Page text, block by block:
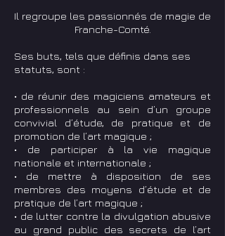
Il regroupe les passionnés de magie de
Franche-Comté.
Ses buts, tels que définis dans ses
statuts, sont :
• de réunir des magiciens amateurs et
professionnels au sein d’un groupe
convivial d’étude, de pratique et de
promotion de l’art magique ;
• de participer à la vie magique
nationale et internationale ;
• de mettre à disposition de ses
membres des moyens d’étude et de
pratique de l’art magique ;
• de lutter contre la divulgation abusive
au grand public des secrets de l’art